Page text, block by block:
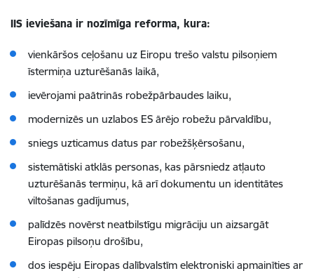
IIS ieviešana ir nozīmīga reforma, kura:
vienkāršos ceļošanu uz Eiropu trešo valstu pilsoņiem
īstermiņa uzturēšanās laikā,
ievērojami paātrinās robežpārbaudes laiku,
modernizēs un uzlabos ES ārējo robežu pārvaldību,
sniegs uzticamus datus par robežšķērsošanu,
sistemātiski atklās personas, kas pārsniedz atļauto
uzturēšanās termiņu, kā arī dokumentu un identitātes
viltošanas gadījumus,
palīdzēs novērst neatbilstīgu migrāciju un aizsargāt
Eiropas pilsoņu drošību,
dos iespēju Eiropas dalībvalstīm elektroniski apmainīties ar